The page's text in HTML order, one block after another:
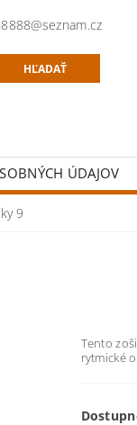
ÚDAJOV
9
Tento
rytmické